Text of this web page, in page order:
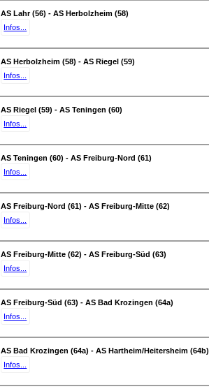
AS Lahr (56) - AS Herbolzheim (58)
Infos...
AS Herbolzheim (58) - AS Riegel (59)
Infos...
AS Riegel (59) - AS Teningen (60)
Infos...
AS Teningen (60) - AS Freiburg-Nord (61)
Infos...
AS Freiburg-Nord (61) - AS Freiburg-Mitte (62)
Infos...
AS Freiburg-Mitte (62) - AS Freiburg-Süd (63)
Infos...
AS Freiburg-Süd (63) - AS Bad Krozingen (64a)
Infos...
AS Bad Krozingen (64a) - AS Hartheim/Heitersheim (64b)
Infos...